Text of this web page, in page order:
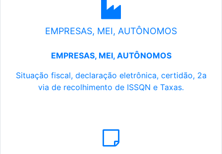
EMPRESAS, MEI, AUTÔNOMOS
EMPRESAS, MEI, AUTÔNOMOS
Situação fiscal, declaração eletrônica, certidão, 2a
via de recolhimento de ISSQN e Taxas.